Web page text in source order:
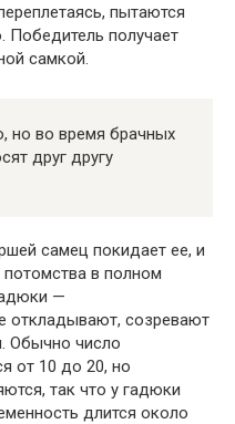
пытаются
Победитель получает
самкой.
но во время брачных
друг другу
самец покидает ее, и
в полном
—
откладывают, созревают
Обычно число
от 10 до 20, но
так что у гадюки
длится около